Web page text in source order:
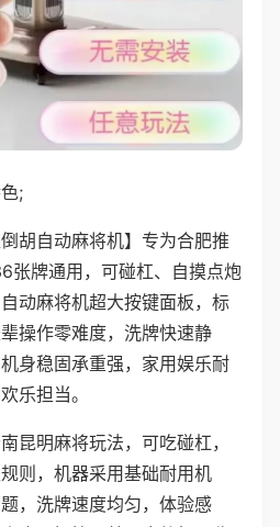
;
倒胡自动麻将机】专为合肥推
张牌通用，可碰杠、自摸点炮
动麻将机超大按键面板，标
操作零难度，洗牌快速静
身稳固承重强，家用娱乐耐
乐担当。
昆明麻将玩法，可吃碰杠，
则，机器采用基础耐用机
，洗牌速度均匀，体验感